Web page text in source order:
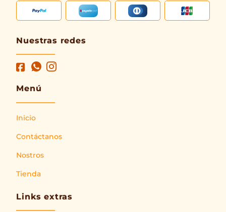
Nuestras redes
Menú
Inicio
Contáctanos
Nostros
Tienda
Links extras